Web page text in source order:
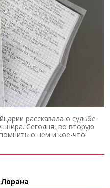
рассказала о судьбе
Сегодня, во вторую
о нем и кое-что